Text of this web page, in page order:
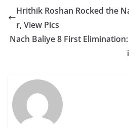
Hrithik Roshan Rocked the
r, View Pics
Nach Baliye 8 First